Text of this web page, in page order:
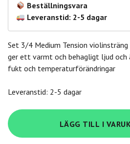
Beställningsvara
Leveranstid: 2-5 dagar
Set 3/4 Medium Tension
ger ett varmt och behagligt ljud och
fukt och temperaturförändringar
Leveranstid: 2-5 dagar
Daddario
J56
3/4M
LÄGG TILL I